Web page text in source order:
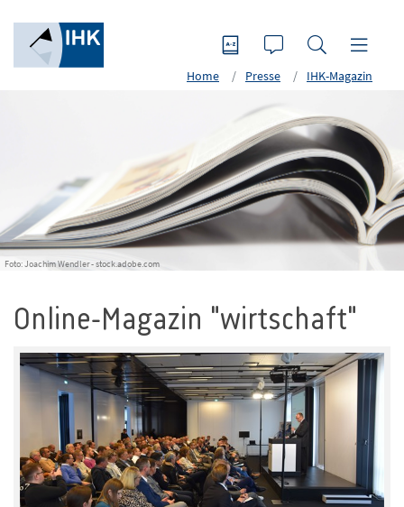
Home Presse IHK-Magazin
Foto: Joachim Wendler - stock.adobe.com
Online-Magazin "wirtschaft"